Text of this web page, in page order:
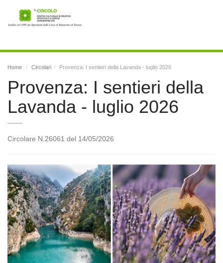
Home Circolari Provenza: I sentieri della Lavanda - luglio 2026
Provenza: I sentieri della
Lavanda - luglio 2026
Circolare N.26061 del 14/05/2026